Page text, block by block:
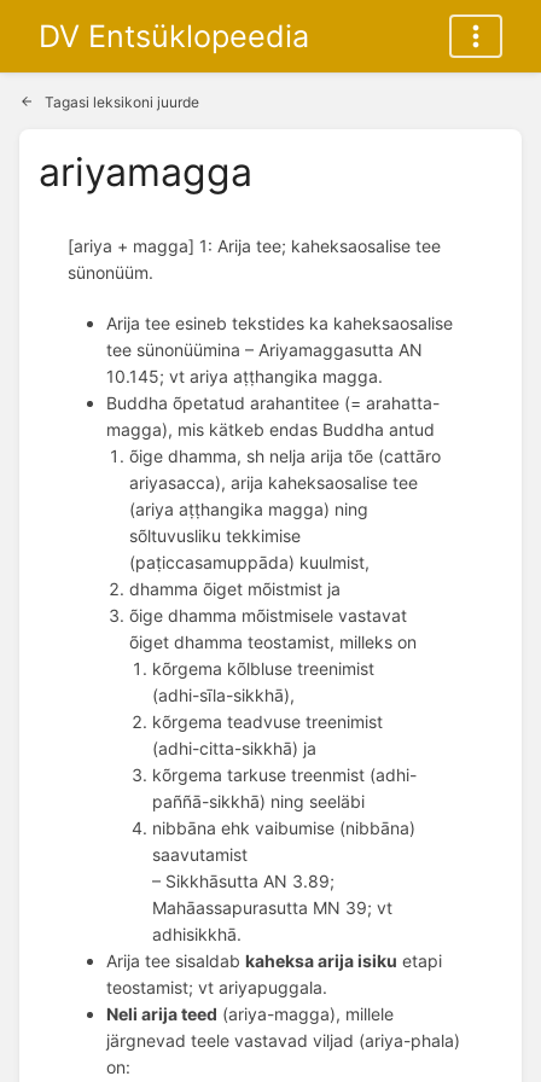
DV Entsüklopeedia
Tagasi leksikoni juurde
ariyamagga
[ariya + magga] 1: Arija tee; kaheksaosalise tee
sünonüüm.
Arija tee esineb tekstides ka kaheksaosalise
tee sünonüümina – Ariyamaggasutta AN
10.145; vt ariya aṭṭhangika magga.
Buddha õpetatud arahantitee (= arahatta-
magga), mis kätkeb endas Buddha antud
õige dhamma, sh nelja arija tõe (cattāro
ariyasacca), arija kaheksaosalise tee
(ariya aṭṭhangika magga) ning
sõltuvusliku tekkimise
(paṭiccasamuppāda) kuulmist,
dhamma õiget mõistmist ja
õige dhamma mõistmisele vastavat
õiget dhamma teostamist, milleks on
kõrgema kõlbluse treenimist
(adhi-sīla-sikkhā),
kõrgema teadvuse treenimist
(adhi-citta-sikkhā) ja
kõrgema tarkuse treenmist (adhi-
paññā-sikkhā) ning seeläbi
nibbāna ehk vaibumise (nibbāna)
saavutamist
– Sikkhāsutta AN 3.89;
Mahāassapurasutta MN 39; vt
adhisikkhā.
Arija tee sisaldab kaheksa arija isiku etapi
teostamist; vt ariyapuggala.
Neli arija teed (ariya-magga), millele
järgnevad teele vastavad viljad (ariya-phala)
on: